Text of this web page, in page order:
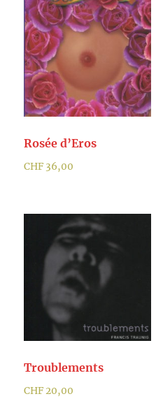
Rosée d’Eros
CHF 36,00
Troublements
CHF20,00